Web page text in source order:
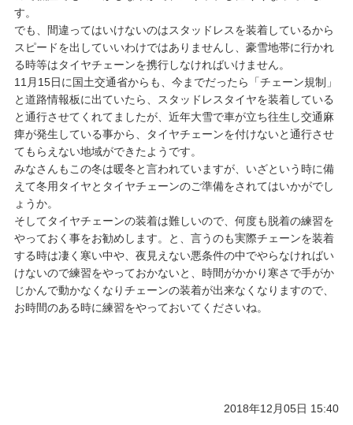
す。
でも、間違ってはいけないのはスタッドレスを装着しているから
スピードを出していいわけではありませんし、豪雪地帯に行かれ
る時等はタイヤチェーンを携行しなければいけません。
11月15日に国土交通省からも、今までだったら「チェーン規制」
と道路情報板に出ていたら、スタッドレスタイヤを装着している
と通行させてくれてましたが、近年大雪で車が立ち往生し交通麻
痺が発生している事から、タイヤチェーンを付けないと通行させ
てもらえない地域ができたようです。
みなさんもこの冬は暖冬と言われていますが、いざという時に備
えて冬用タイヤとタイヤチェーンのご準備をされてはいかがでし
ょうか。
そしてタイヤチェーンの装着は難しいので、何度も脱着の練習を
やっておく事をお勧めします。と、言うのも実際チェーンを装着
する時は凄く寒い中や、夜見えない悪条件の中でやらなければい
けないので練習をやっておかないと、時間がかかり寒さで手がか
じかんで動かなくなりチェーンの装着が出来なくなりますので、
お時間のある時に練習をやっておいてくださいね。
2018年12月05日 15:40